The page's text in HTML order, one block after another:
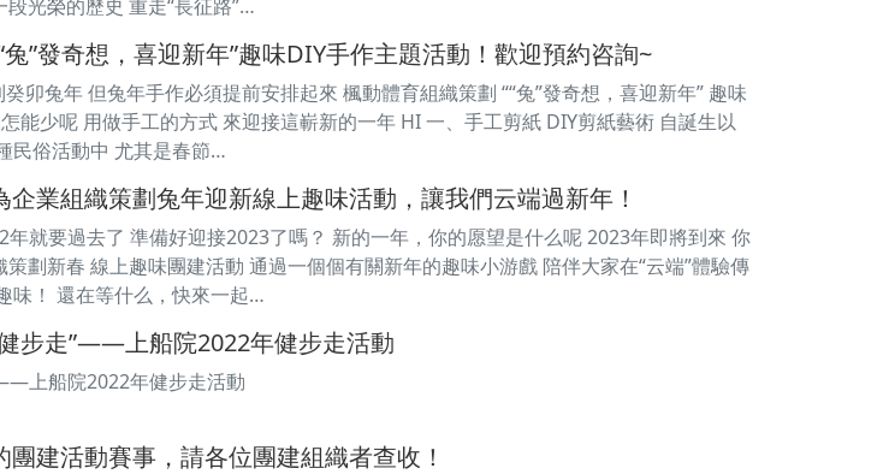
光榮的歷史 重走“長征路”…
”發奇想，喜迎新年”趣味DIY手作主題活動！歡迎預約咨詢~
卯兔年 但兔年手作必須提前安排起來 楓動體育組織策劃 ““兔”發奇想，喜迎新年” 趣味
能少呢 用做手工的方式 來迎接這嶄新的一年 HI 一、手工剪紙 DIY剪紙藝術 自誕生以
民俗活動中 尤其是春節…
業組織策劃兔年迎新線上趣味活動，讓我們云端過新年！
年就要過去了 準備好迎接2023了嗎？ 新的一年，你的愿望是什么呢 2023年即將到來 你
劃新春 線上趣味團建活動 通過一個個有關新年的趣味小游戲 陪伴大家在“云端”體驗傳
味！ 還在等什么，快來一起…
步走”——上船院2022年健步走活動
上船院2022年健步走活動
建活動賽事，請各位團建組織者查收！